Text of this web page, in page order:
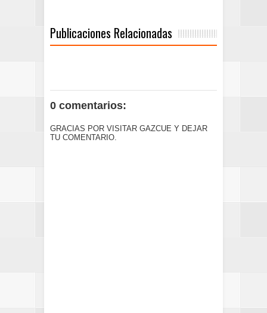
Publicaciones Relacionadas
0 comentarios:
GRACIAS POR VISITAR GAZCUE Y DEJAR
TU COMENTARIO.